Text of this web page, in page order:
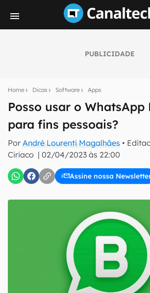
PUBLICIDADE
Home Dicas Software Apps
Posso usar o WhatsApp
para fins pessoais?
Por André Lourenti Magalhães •
Ciriaco | 02/04/2023 às 22:00
Assine nossa
notícias e reviews sobre tecnologia
E-mail